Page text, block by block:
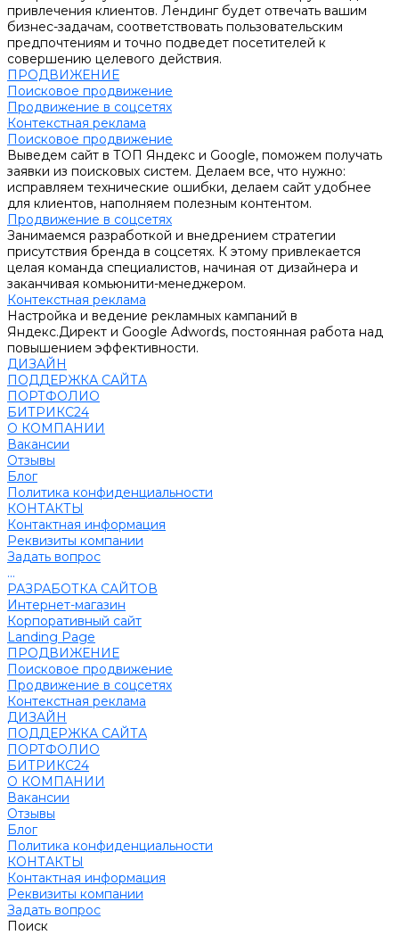
привлечения клиентов. Лендинг будет отвечать вашим
бизнес-задачам, соответствовать пользовательским
предпочтениям и точно подведет посетителей к
совершению целевого действия.
ПРОДВИЖЕНИЕ
Поисковое продвижение
Продвижение в соцсетях
Контекстная реклама
Поисковое продвижение
Выведем сайт в ТОП Яндекс и Google, поможем получать
заявки из поисковых систем. Делаем все, что нужно:
исправляем технические ошибки, делаем сайт удобнее
для клиентов, наполняем полезным контентом.
Продвижение в соцсетях
Занимаемся разработкой и внедрением стратегии
присутствия бренда в соцсетях. К этому привлекается
целая команда специалистов, начиная от дизайнера и
заканчивая комьюнити-менеджером.
Контекстная реклама
Настройка и ведение рекламных кампаний в
Яндекс.Директ и Google Adwords, постоянная работа над
повышением эффективности.
ДИЗАЙН
ПОДДЕРЖКА САЙТА
ПОРТФОЛИО
БИТРИКС24
О КОМПАНИИ
Вакансии
Отзывы
Блог
Политика конфиденциальности
КОНТАКТЫ
Контактная информация
Реквизиты компании
Задать вопрос
...
РАЗРАБОТКА САЙТОВ
Интернет-магазин
Корпоративный сайт
Landing Page
ПРОДВИЖЕНИЕ
Поисковое продвижение
Продвижение в соцсетях
Контекстная реклама
ДИЗАЙН
ПОДДЕРЖКА САЙТА
ПОРТФОЛИО
БИТРИКС24
О КОМПАНИИ
Вакансии
Отзывы
Блог
Политика конфиденциальности
КОНТАКТЫ
Контактная информация
Реквизиты компании
Задать вопрос
Поиск